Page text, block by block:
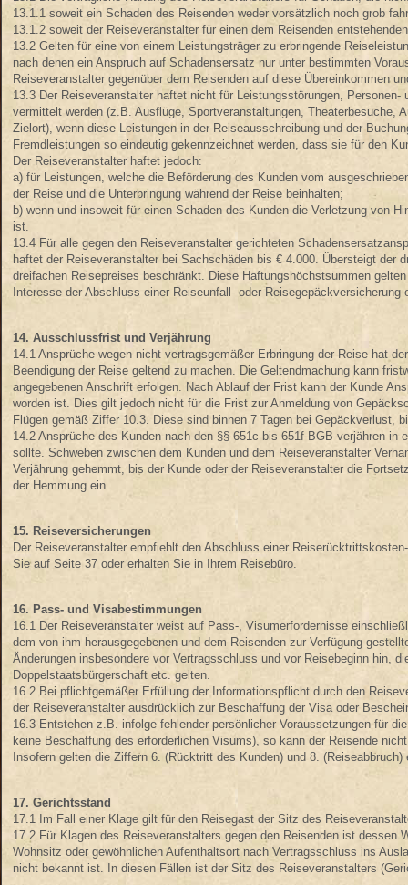
13.1.1 soweit ein Schaden des Reisenden weder vorsätzlich noch grob
13.1.2 soweit der Reiseveranstalter für einen dem Reisenden
13.2 Gelten für eine von einem Leistungsträger zu erbringende
nach denen ein Anspruch auf Schadensersatz nur unter bestimmten
Reiseveranstalter gegenüber dem Reisenden auf diese Übereinkommen
13.3 Der Reiseveranstalter haftet nicht für Leistungsstörungen,
vermittelt werden (z.B. Ausflüge, Sportveranstaltungen, Theaterbesuche,
Zielort), wenn diese Leistungen in der Reiseausschreibung und der
Fremdleistungen so eindeutig gekennzeichnet werden, dass sie für den
Der Reiseveranstalter haftet jedoch:
a) für Leistungen, welche die Beförderung des Kunden vom
der Reise und die Unterbringung während der Reise beinhalten;
b) wenn und insoweit für einen Schaden des Kunden die Verletzung von
ist.
13.4 Für alle gegen den Reiseveranstalter gerichteten
haftet der Reiseveranstalter bei Sachschäden bis € 4.000. Übersteigt
dreifachen Reisepreises beschränkt. Diese Haftungshöchstsummen
Interesse der Abschluss einer Reiseunfall- oder Reisegepäckversicherung
14. Ausschlussfrist und Verjährung
14.1 Ansprüche wegen nicht vertragsgemäßer Erbringung der Reise hat
Beendigung der Reise geltend zu machen. Die Geltendmachung kann
angegebenen Anschrift erfolgen. Nach Ablauf der Frist kann der Kunde
worden ist. Dies gilt jedoch nicht für die Frist zur Anmeldung von
Flügen gemäß Ziffer 10.3. Diese sind binnen 7 Tagen bei Gepäckverlust,
14.2 Ansprüche des Kunden nach den §§ 651c bis 651f BGB verjähren
sollte. Schweben zwischen dem Kunden und dem Reiseveranstalter
Verjährung gehemmt, bis der Kunde oder der Reiseveranstalter die
der Hemmung ein.
15. Reiseversicherungen
Der Reiseveranstalter empfiehlt den Abschluss einer
Sie auf Seite 37 oder erhalten Sie in Ihrem Reisebüro.
16. Pass- und Visabestimmungen
16.1 Der Reiseveranstalter weist auf Pass-, Visumerfordernisse
dem von ihm herausgegebenen und dem Reisenden zur Verfügung
Änderungen insbesondere vor Vertragsschluss und vor Reisebeginn hin,
Doppelstaatsbürgerschaft etc. gelten.
16.2 Bei pflichtgemäßer Erfüllung der Informationspflicht durch den
der Reiseveranstalter ausdrücklich zur Beschaffung der Visa oder
16.3 Entstehen z.B. infolge fehlender persönlicher Voraussetzungen für
keine Beschaffung des erforderlichen Visums), so kann der Reisende
Insofern gelten die Ziffern 6. (Rücktritt des Kunden) und 8. (Reiseabbruch)
17. Gerichtsstand
17.1 Im Fall einer Klage gilt für den Reisegast der Sitz des
17.2 Für Klagen des Reiseveranstalters gegen den Reisenden ist
Wohnsitz oder gewöhnlichen Aufenthaltsort nach Vertragsschluss ins
nicht bekannt ist. In diesen Fällen ist der Sitz des Reiseveranstalters